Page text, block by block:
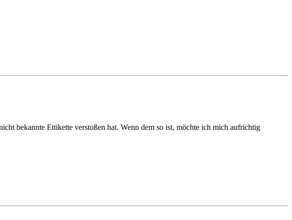
bekannte Ettikette verstoßen hat. Wenn dem so ist, möchte ich mich aufrichtig